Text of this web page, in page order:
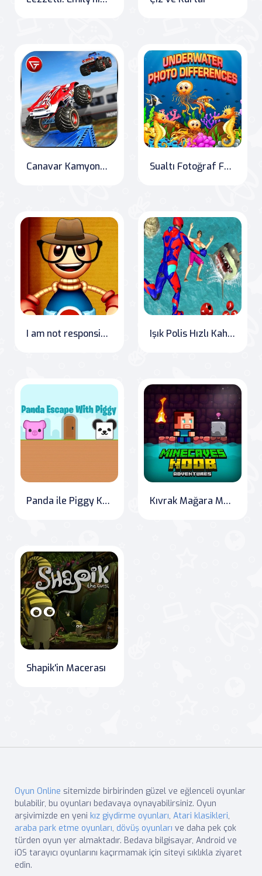
Canavar Kamyonu İmkansız Parkuru : Canavar Kamyonu Gösteri Sürüşü Sualtı Fotoğraf Farkları
I am not responsible for the contents of anyone's response. "Burger Bounce: The Adventures of Jumping Buddy Işık Polis Hızlı Kahraman Robot Kurtarma Görevi
Panda ile Piggy Kaçışı Kıvrak Mağara Macerası
Shapik'in Macerası
Oyun Online sitemizde birbirinden güzel ve eğlenceli oyunlar
bulabilir, bu oyunları bedavaya oynayabilirsiniz. Oyun
arşivimizde en yeni kız giydirme oyunları, Atari klasikleri,
araba park etme oyunları, dövüş oyunları ve daha pek çok
türden oyun yer almaktadır. Bedava bilgisayar, Android ve
iOS tarayıcı oyunlarını kaçırmamak için siteyi sıklıkla ziyaret
edin.